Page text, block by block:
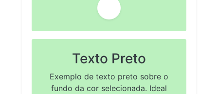
Texto Preto
Exemplo de texto preto sobre o
fundo da cor selecionada. Ideal